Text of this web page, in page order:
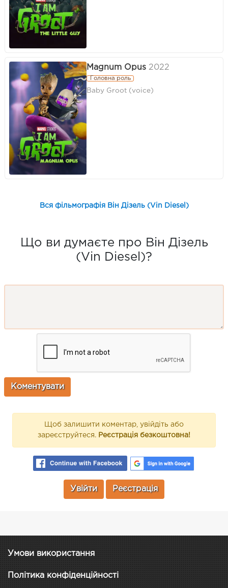
Magnum Opus 2022
Головна роль
Baby Groot (voice)
Вся фільмографія Він Дізель (Vin Diesel)
Що ви думаєте про Він Дізель
(Vin Diesel)?
Щоб залишити коментар, увійдіть або
зареєструйтеся. Реєстрація безкоштовна!
Увійти Реєстрація
Умови використання
Політика конфіденційності